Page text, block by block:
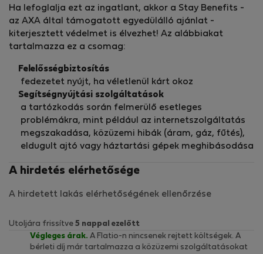
Ha lefoglalja ezt az ingatlant, akkor a Stay Benefits -
az AXA által támogatott egyedülálló ajánlat -
kiterjesztett védelmet is élvezhet! Az alábbiakat
tartalmazza ez a csomag:
Felelősségbiztosítás
fedezetet nyújt, ha véletlenül kárt okoz
Segítségnyújtási szolgáltatások
a tartózkodás során felmerülő esetleges
problémákra, mint például az internetszolgáltatás
megszakadása, közüzemi hibák (áram, gáz, fűtés),
eldugult ajtó vagy háztartási gépek meghibásodása
A hirdetés elérhetősége
A hirdetett lakás elérhetőségének ellenőrzése
Utoljára frissítve 5 nappal ezelőtt
Végleges árak. A Flatio-n nincsenek rejtett költségek. A
bérleti díj már tartalmazza a közüzemi szolgáltatásokat